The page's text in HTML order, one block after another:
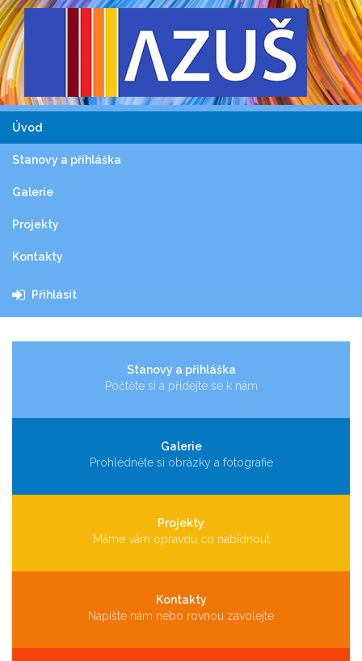
Úvod
Stanovy a přihláška
Galerie
Projekty
Kontakty
Přihlásit
Stanovy a přihláška
Počtěte si a přidejte se k nám
Galerie
Prohlédněte si obrázky a fotografie
Projekty
Máme vám opravdu co nabídnout
Kontakty
Napište nám nebo rovnou zavolejte